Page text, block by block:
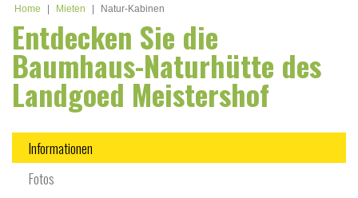
Home Mieten Natur-Kabinen
Entdecken Sie die
Baumhaus-Naturhütte des
Landgoed Meistershof
Informationen
Fotos